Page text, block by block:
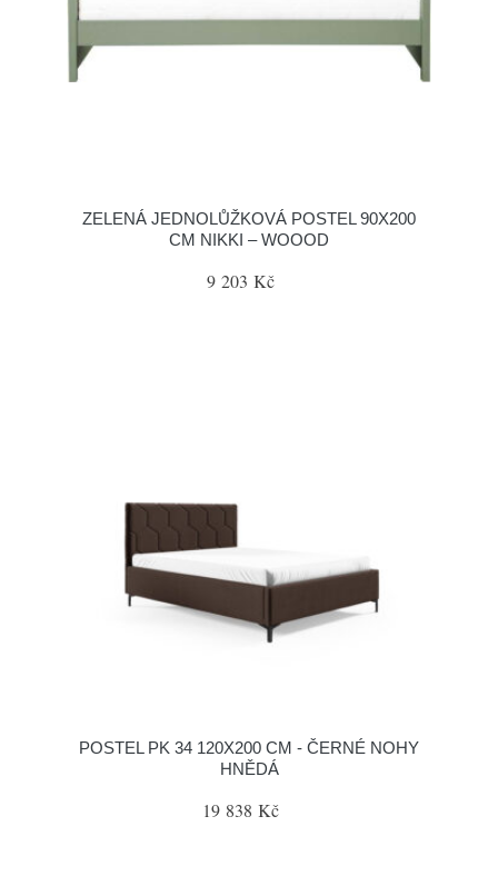
ZELENÁ JEDNOLŮŽKOVÁ POSTEL 90X200
CM NIKKI – WOOOD
9 203 Kč
POSTEL PK 34 120X200 CM - ČERNÉ NOHY
HNĚDÁ
19 838 Kč